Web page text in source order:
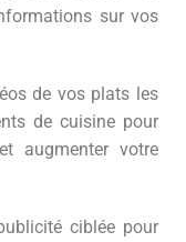
sur vos
de vos plats les
de cuisine pour
augmenter votre
ciblée pour